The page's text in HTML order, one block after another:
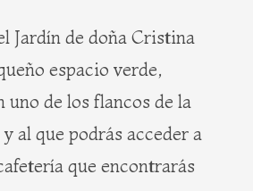
Jardín de doña Cristina
espacio verde,
uno de los flancos de la
al que podrás acceder a
que encontrarás